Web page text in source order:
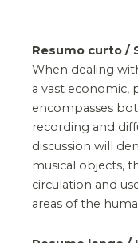
Resumo curto /
When dealing
a vast economic,
encompasses
recording and
discussion will
musical objects,
circulation and
areas of the